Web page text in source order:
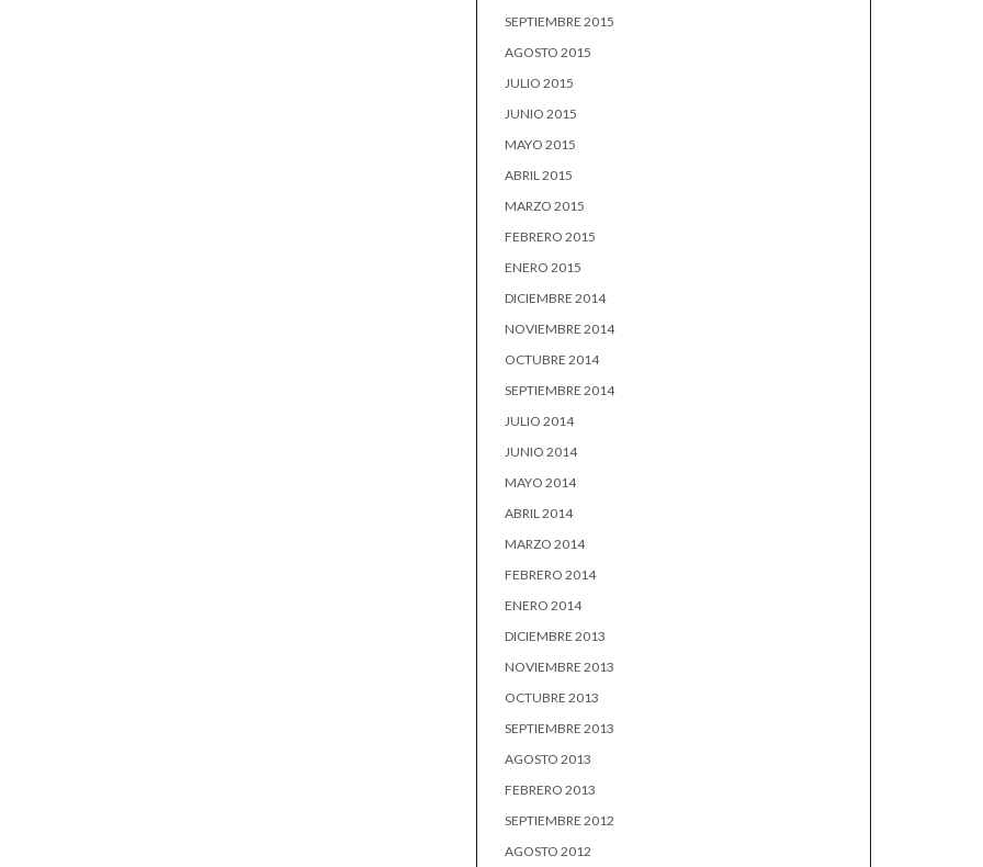
SEPTIEMBRE 2015
AGOSTO 2015
JULIO 2015
JUNIO 2015
MAYO 2015
ABRIL 2015
MARZO 2015
FEBRERO 2015
ENERO 2015
DICIEMBRE 2014
NOVIEMBRE 2014
OCTUBRE 2014
SEPTIEMBRE 2014
JULIO 2014
JUNIO 2014
MAYO 2014
ABRIL 2014
MARZO 2014
FEBRERO 2014
ENERO 2014
DICIEMBRE 2013
NOVIEMBRE 2013
OCTUBRE 2013
SEPTIEMBRE 2013
AGOSTO 2013
FEBRERO 2013
SEPTIEMBRE 2012
AGOSTO 2012